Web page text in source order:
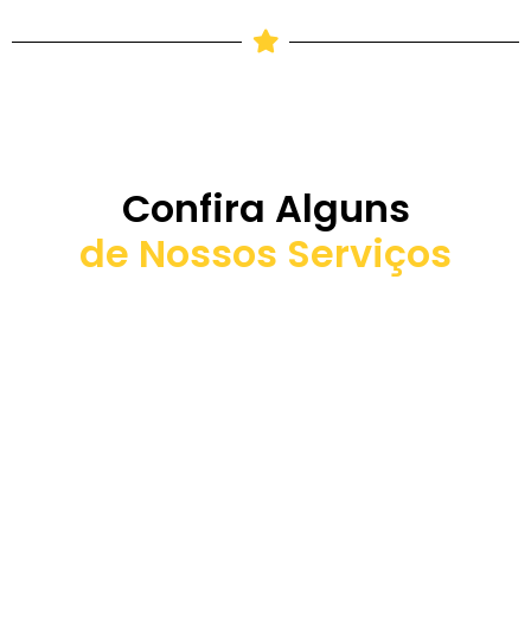
Confira Alguns
de Nossos Serviços